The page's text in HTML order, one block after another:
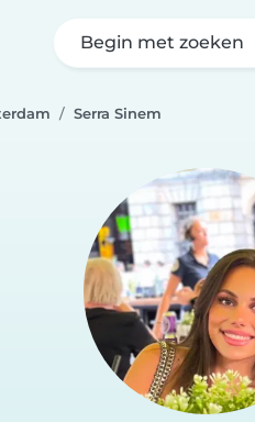
Begin met zoeken
Serra Sinem